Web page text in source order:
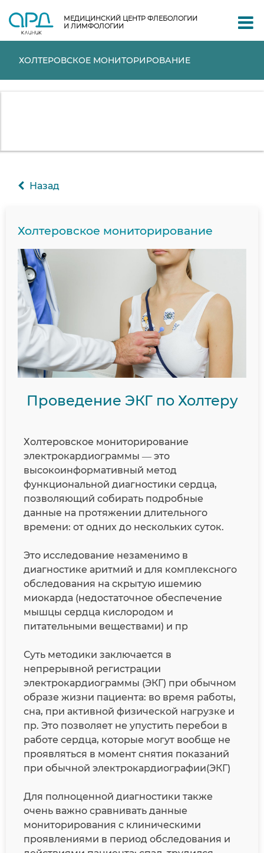
МЕДИЦИНСКИЙ ЦЕНТР ФЛЕБОЛОГИИ
И ЛИМФОЛОГИИ
ХОЛТЕРОВСКОЕ МОНИТОРИРОВАНИЕ
Назад
Холтеровское мониторирование
Проведение ЭКГ по Холтеру
Холтеровское мониторирование
электрокардиограммы — это
высокоинформативный метод
функциональной диагностики сердца,
позволяющий собирать подробные
данные на протяжении длительного
времени: от одних до нескольких суток.
Это исследование незаменимо в
диагностике аритмий и для комплексного
обследования на скрытую ишемию
миокарда (недостаточное обеспечение
мышцы сердца кислородом и
питательными веществами) и пр
Суть методики заключается в
непрерывной регистрации
электрокардиограммы (ЭКГ) при обычном
образе жизни пациента: во время работы,
сна, при активной физической нагрузке и
пр. Это позволяет не упустить перебои в
работе сердца, которые могут вообще не
проявляться в момент снятия показаний
при обычной электрокардиографии(ЭКГ)
Для полноценной диагностики также
очень важно сравнивать данные
мониторирования с клиническими
проявлениями в период обследования и